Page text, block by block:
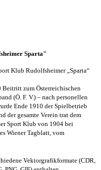
Sparta"
Klub Rudolfsheimer „Sparta“
Beitritt zum Österreichischen
(Ö. F. V.) – nach personellen
Ende 1910 der Spielbetrieb
der gesamte Verein trat dem
Sport Klub von 1904 bei
Wiener Tagblatt, vom
Vektorgrafikformate (CDR,